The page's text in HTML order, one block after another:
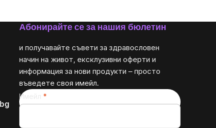
Абонирайте се за нашия бюлетин
и получавайте съвети за здравословен
начин на живот, ексклузивни оферти и
информация за нови продукти – просто
въведете своя имейл.
Имейл